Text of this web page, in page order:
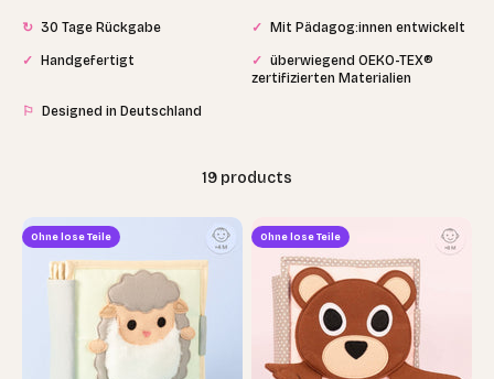
↻ 30 Tage Rückgabe ✓ Mit Pädagog:innen entwickelt
✓ Handgefertigt ✓ überwiegend OEKO-TEX®
zertifizierten Materialien
⚐ Designed in Deutschland
19 products
Ohne lose Teile Ohne lose Teile